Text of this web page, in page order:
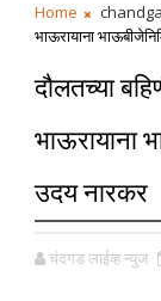
Home
भाऊरायाना
दौलतच्या
भाऊरायाना
उदय नारकर
चंदगड लाईव्ह न्युज